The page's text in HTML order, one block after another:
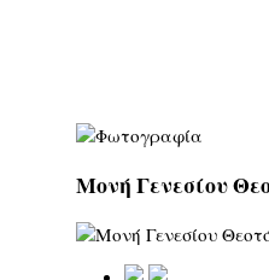
Μονή Γενεσίου